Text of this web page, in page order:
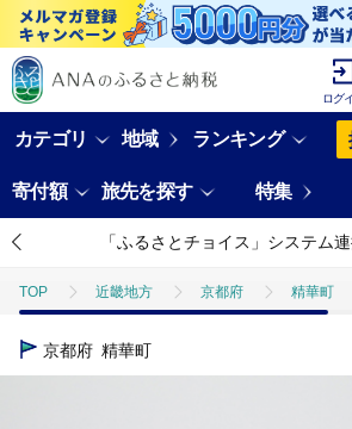
ログ
カテゴリ 地域 ランキング
寄付額 旅先を探す 特集
「ふるさとチョイス」システム
TOP 近畿地方 京都府 精華町
TOP
京都府 精華町